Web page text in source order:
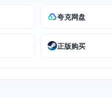
夸克网盘
正版购买